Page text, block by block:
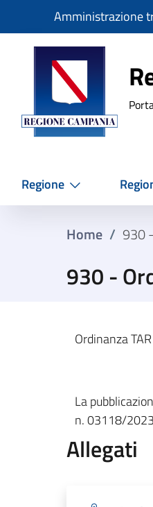
SlimAmministrazione
Regione
Home / 930
930 -
Ordinanza
La
n. 03118/
Allegati